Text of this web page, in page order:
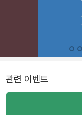
관련 이벤트